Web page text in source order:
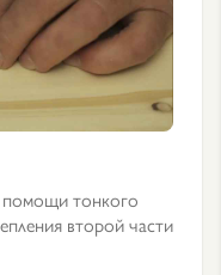
помощи тонкого
второй части